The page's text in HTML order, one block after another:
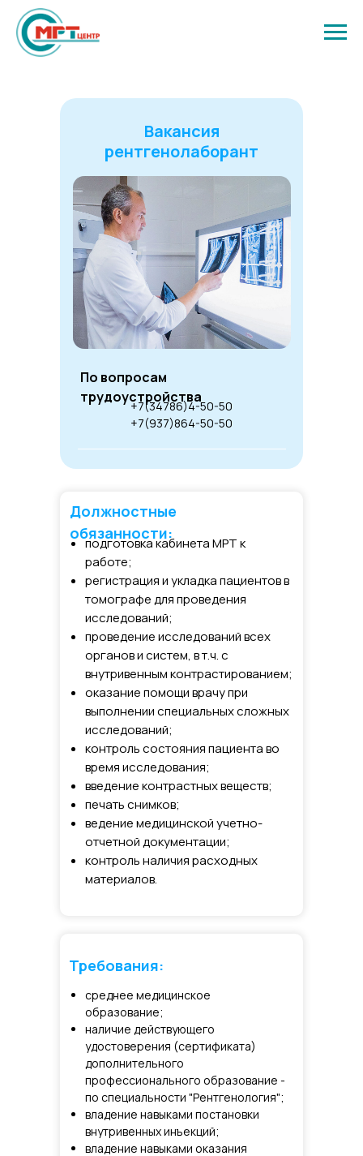
Вакансия
рентгенолаборант
подготовка кабинета МРТ к
работе;
регистрация и укладка пациентов в
томографе для проведения
исследований;
проведение исследований всех
органов и систем, в т.ч. с
внутривенным контрастированием;
оказание помощи врачу при
выполнении специальных сложных
исследований;
контроль состояния пациента во
время исследования;
введение контрастных веществ;
печать снимков;
ведение медицинской учетно-
отчетной документации;
контроль наличия расходных
материалов.
Должностные
обязанности:
+7(34786)4-50-50
+7(937)864-50-50
среднее медицинское
образование;
наличие действующего
удостоверения (сертификата)
дополнительного
профессионального образование -
по специальности "Рентгенология";
владение навыками постановки
внутривенных инъекций;
владение навыками оказания
Требования:
По вопросам
трудоустройства